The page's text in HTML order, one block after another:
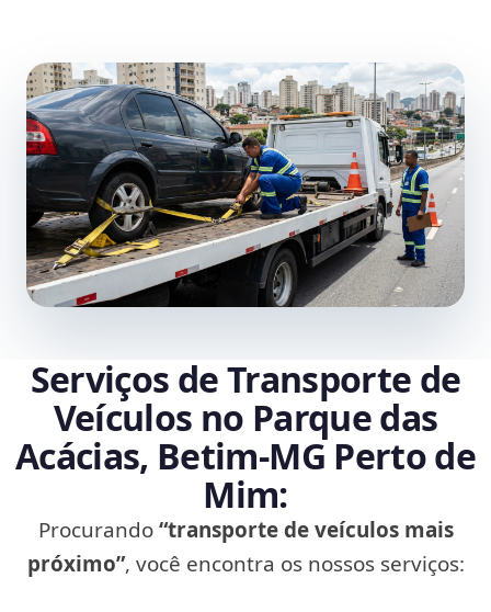
Serviços de Transporte de
Veículos no Parque das
Acácias, Betim‑MG Perto de
Mim:
Procurando“transporte de veículos mais
próximo”, você encontra os nossos serviços: